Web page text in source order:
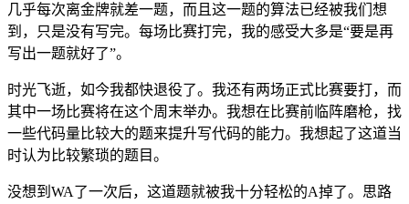
几乎每次离金牌就差一题，而且这一题的算法已经被我们想
到，只是没有写完。每场比赛打完，我的感受大多是“要是再
写出一题就好了”。
时光飞逝，如今我都快退役了。我还有两场正式比赛要打，而
其中一场比赛将在这个周末举办。我想在比赛前临阵磨枪，找
一些代码量比较大的题来提升写代码的能力。我想起了这道当
时认为比较繁琐的题目。
没想到WA了一次后，这道题就被我十分轻松的A掉了。思路